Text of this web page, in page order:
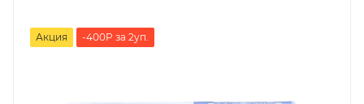
Акция -400Р за 2уп.